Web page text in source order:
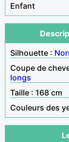
Enfant
Silhouette :
Coupe de
longs
Taille : 168 cm
Couleurs des